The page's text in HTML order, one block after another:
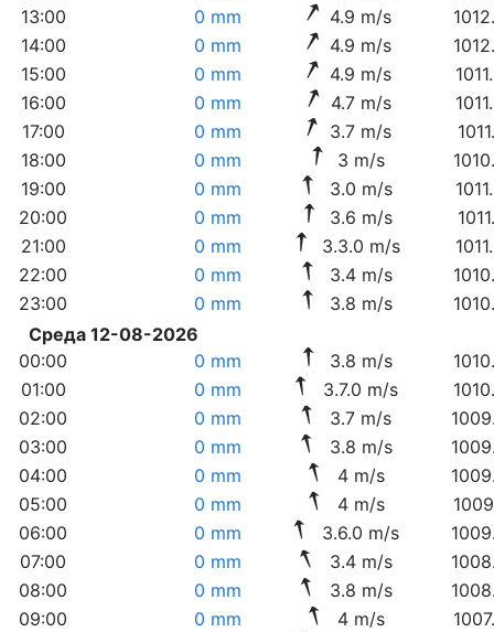
13:00
0 mm 4.9 m/s
14:00
0 mm 4.9 m/s
15:00
0 mm 4.9 m/s
16:00
0 mm 4.7 m/s
17:00
0 mm 3.7 m/s
18:00
0 mm 3 m/s
19:00
0 mm 3.0 m/s
20:00
0 mm 3.6 m/s
21:00
0 mm 3.3.0 m/s
22:00
0 mm 3.4 m/s
23:00
0 mm 3.8 m/s
Среда 12-08-2026
00:00
0 mm 3.8 m/s
01:00
0 mm 3.7.0 m/s
02:00
0 mm 3.7 m/s
03:00
0 mm 3.8 m/s
04:00
0 mm 4 m/s
05:00
0 mm 4 m/s
06:00
0 mm 3.6.0 m/s
07:00
0 mm 3.4 m/s
08:00
0 mm 3.8 m/s
09:00
0 mm 4 m/s